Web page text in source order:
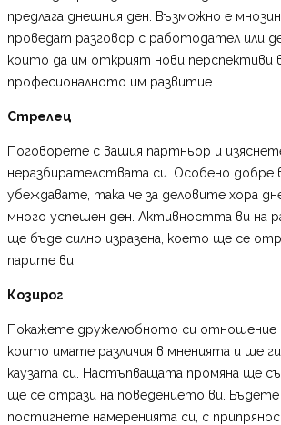
предлага днешния ден. Възможно е
проведат разговор с работодател или
които да им открият нови перспективи
професионалното им развитие.
Стрелец
Поговорете с вашия партньор и
неразбирателствата си. Особено добре
убеждавате, така че за деловите хора
много успешен ден. Активността ви на
ще бъде силно изразена, което ще се
парите ви.
Козирог
Покажете дружелюбното си отношение
които имате различия в мненията и ще
каузата си. Настъпващата промяна ще
ще се отрази на поведението ви.
постигнете намеренията си, с